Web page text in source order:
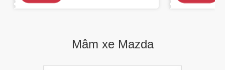
Mâm xe Mazda